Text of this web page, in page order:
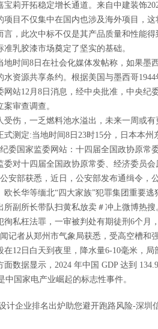
开拓稳定增长通道。来自中建装饰
项目不仅集中在国内也涉及海外项目，
此次中标不仅是其产品质量和性能得
乳胶漆市场奠定了坚实的基础。
间8日在社会化媒体发帖称，如果墨
水资源共享条约。根据美国与墨西哥
12月8日消息，经中央批准，中央纪
审查调查。
，一乏燃料池水溢出，未来一周或有
定:当地时间8日23时15分，日本本州
国家监委网站：十四届全国政协原常
委对十四届全国政协原常委、经济委员
部获悉，近日，公安部发布通缉令，
长华等缅北“四大家族”犯罪集团重要逃
所长带队扫黄私放卖＃冲上微博热搜
私枉法罪，一审被判处有期徒刑6个月，
者从郑州市气象局获悉，受高空槽和
12日白天到夜里，降水量6-10毫米，局
据显示，2024 年中国 GDP 达到
中国家电产业崛起的标志性事件。
计企业排名出炉助您避开跑路风险-深圳